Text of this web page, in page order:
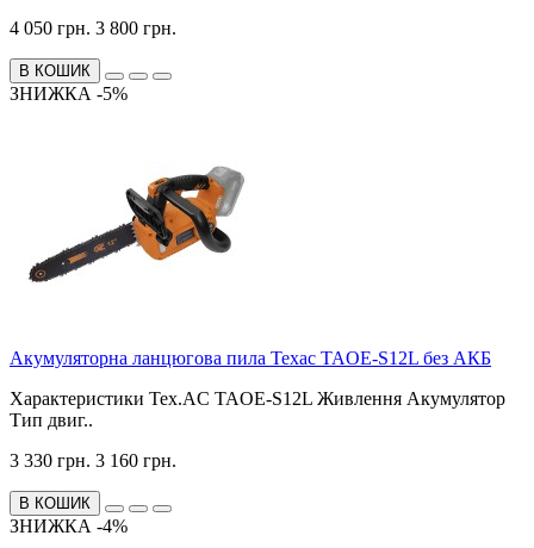
4 050 грн. 3 800 грн.
В КОШИК
ЗНИЖКА -5%
Акумуляторна ланцюгова пила Техас TAOE-S12L без АКБ
Характеристики Tex.AC TAOE-S12L Живлення Акумулятор
Тип двиг..
3 330 грн. 3 160 грн.
В КОШИК
ЗНИЖКА -4%